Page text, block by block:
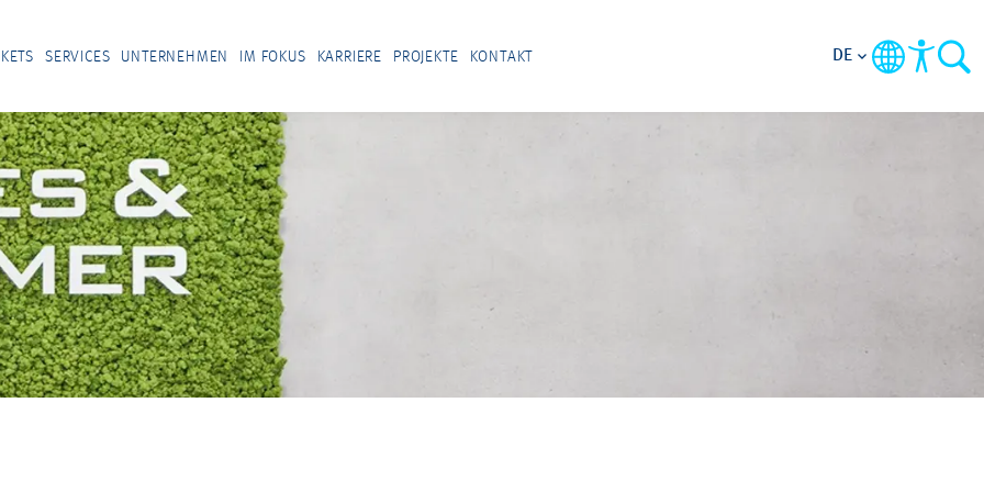
SERVICES UNTERNEHMEN IM FOKUS KARRIERE PROJEKTE KONTAKT DE